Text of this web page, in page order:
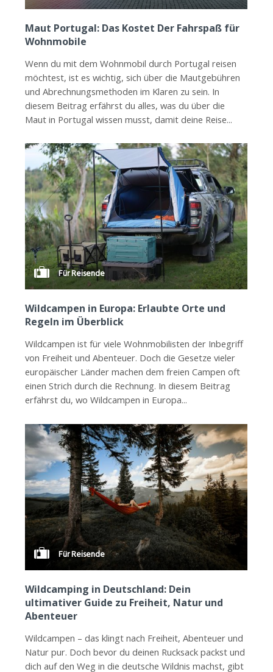
Maut Portugal: Das Kostet Der Fahrspaß für
Wohnmobile
Wenn du mit dem Wohnmobil durch Portugal reisen
möchtest, ist es wichtig, sich über die Mautgebühren
und Abrechnungsmethoden im Klaren zu sein. In
diesem Beitrag erfährst du alles, was du über die
Maut in Portugal wissen musst, damit deine Reise...
Für Reisende
Wildcampen in Europa: Erlaubte Orte und
Regeln im Überblick
Wildcampen ist für viele Wohnmobilisten der Inbegriff
von Freiheit und Abenteuer. Doch die Gesetze vieler
europäischer Länder machen dem freien Campen oft
einen Strich durch die Rechnung. In diesem Beitrag
erfährst du, wo Wildcampen in Europa...
Für Reisende
Wildcamping in Deutschland: Dein
ultimativer Guide zu Freiheit, Natur und
Abenteuer
Wildcampen – das klingt nach Freiheit, Abenteuer und
Natur pur. Doch bevor du deinen Rucksack packst und
dich auf den Weg in die deutsche Wildnis machst, gibt